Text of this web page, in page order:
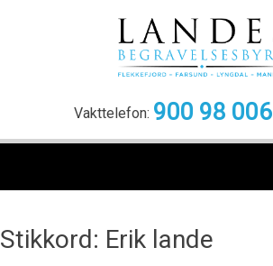
Vakttelefon: 900 98 006
Stikkord: Erik lande